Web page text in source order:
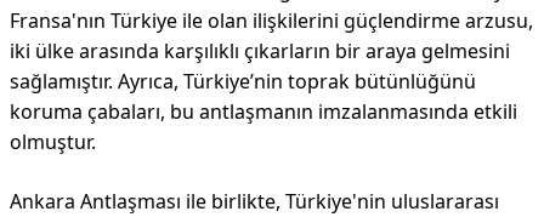
Fransa'nın Türkiye ile olan ilişkilerini güçlendirme arzusu,
iki ülke arasında karşılıklı çıkarların bir araya gelmesini
sağlamıştır. Ayrıca, Türkiye’nin toprak bütünlüğünü
koruma çabaları, bu antlaşmanın imzalanmasında etkili
olmuştur.
Ankara Antlaşması ile birlikte, Türkiye'nin uluslararası